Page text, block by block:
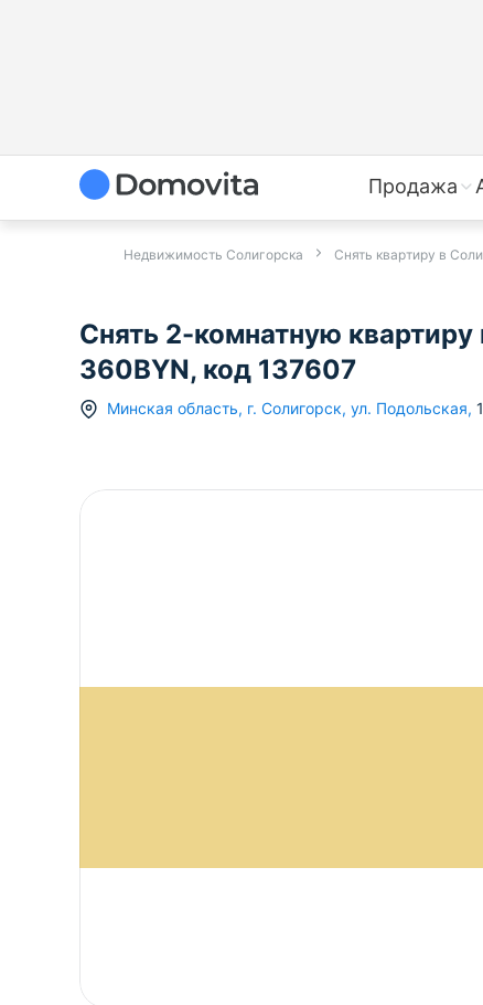
Продажа
Недвижимость Солигорска Снять квартиру в
Снять 2-комнатную квартиру
360BYN, код 137607
Минская область, г. Солигорск, ул. Подольская,